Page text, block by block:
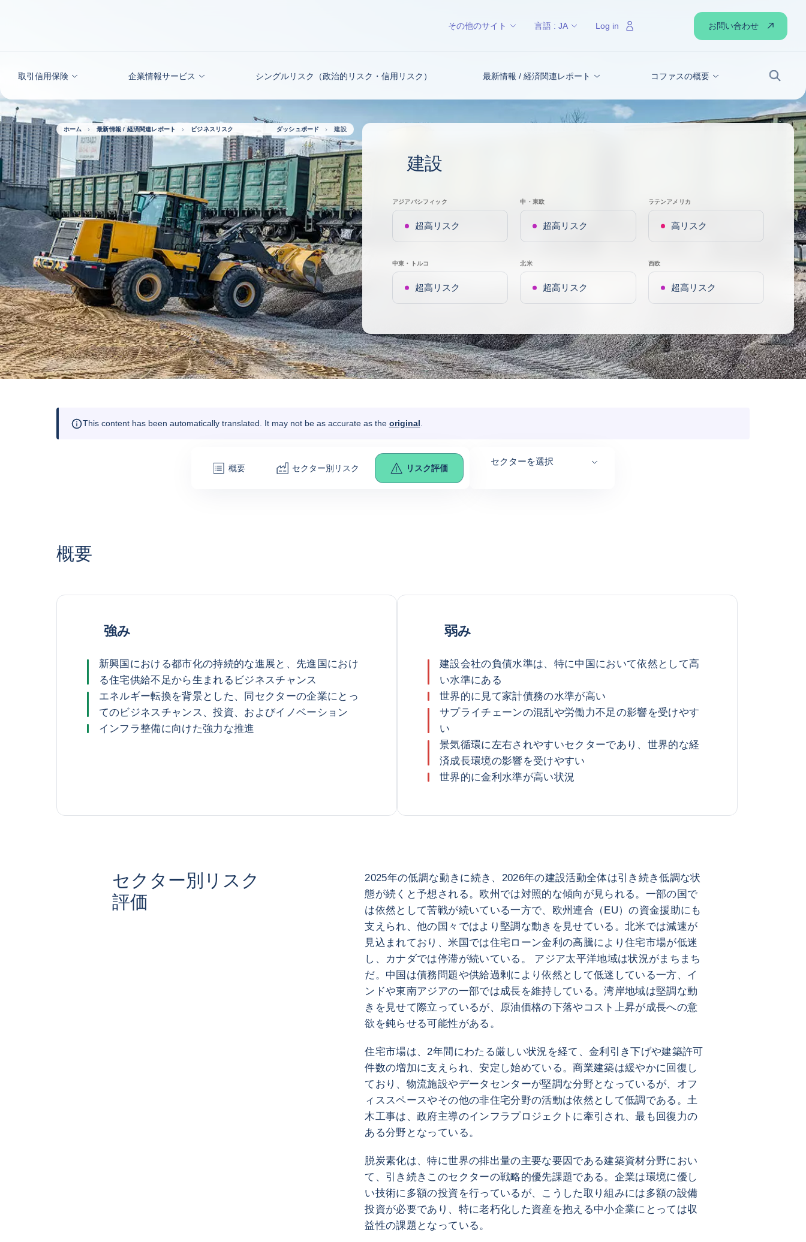
取引信用保険 企業情報サービス シングルリスク（政治的リスク・信用リスク） 最新情報 / 経済関連レポート コファスの概要
検索
その他のサイト 言語 : JA Log in お問い合わせ
ホーム 最新情報 / 経済関連レポート ビジネスリスク ダッシュボード 建設
建設
アジアパシフィック
超高リスク
中・東欧
超高リスク
ラテンアメリカ
高リスク
中東・トルコ
超高リスク
北米
超高リスク
西欧
超高リスク
This content has been automatically translated. It may not be as accurate as the original
概要 セクター別リスク リスク評価
セクターを選択
概要
強み
新興国における都市化の持続的な進展と、先進国におけ
る住宅供給不足から生まれるビジネスチャンス
エネルギー転換を背景とした、同セクターの企業にとっ
てのビジネスチャンス、投資、およびイノベーション
インフラ整備に向けた強力な推進
弱み
建設会社の負債水準は、特に中国において依然として高
い水準にある
世界的に見て家計債務の水準が高い
サプライチェーンの混乱や労働力不足の影響を受けやす
い
景気循環に左右されやすいセクターであり、世界的な経
済成長環境の影響を受けやすい
世界的に金利水準が高い状況
セクター別リスク
評価
2025年の低調な動きに続き、2026年の建設活動全体は引き続き低調な状
態が続くと予想される。欧州では対照的な傾向が見られる。一部の国で
は依然として苦戦が続いている一方で、欧州連合（EU）の資金援助にも
支えられ、他の国々ではより堅調な動きを見せている。北米では減速が
見込まれており、米国では住宅ローン金利の高騰により住宅市場が低迷
し、カナダでは停滞が続いている。 アジア太平洋地域は状況がまちまち
だ。中国は債務問題や供給過剰により依然として低迷している一方、イ
ンドや東南アジアの一部では成長を維持している。湾岸地域は堅調な動
きを見せて際立っているが、原油価格の下落やコスト上昇が成長への意
欲を鈍らせる可能性がある。
住宅市場は、2年間にわたる厳しい状況を経て、金利引き下げや建築許可
件数の増加に支えられ、安定し始めている。商業建築は緩やかに回復し
ており、物流施設やデータセンターが堅調な分野となっているが、オフ
ィススペースやその他の非住宅分野の活動は依然として低調である。土
木工事は、政府主導のインフラプロジェクトに牽引され、最も回復力の
ある分野となっている。
脱炭素化は、特に世界の排出量の主要な要因である建築資材分野におい
て、引き続きこのセクターの戦略的優先課題である。企業は環境に優し
い技術に多額の投資を行っているが、こうした取り組みには多額の設備
投資が必要であり、特に老朽化した資産を抱える中小企業にとっては収
益性の課題となっている。